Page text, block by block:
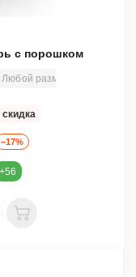
с порошком
Любой размер
–17%
+56
В корзину